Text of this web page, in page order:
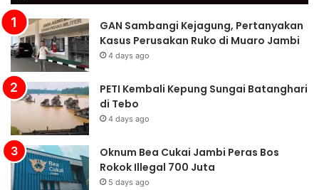
GAN Sambangi Kejagung, Pertanyakan
Kasus Perusakan Ruko di Muaro Jambi
4 days ago
PETI Kembali Kepung Sungai Batanghari
di Tebo
4 days ago
Oknum Bea Cukai Jambi Peras Bos
Rokok Illegal 700 Juta
5 days ago